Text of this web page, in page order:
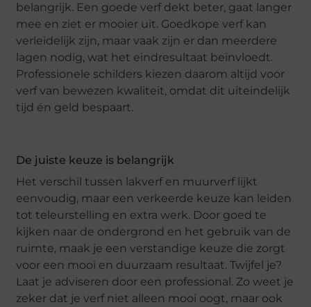
belangrijk. Een goede verf dekt beter, gaat langer
mee en ziet er mooier uit. Goedkope verf kan
verleidelijk zijn, maar vaak zijn er dan meerdere
lagen nodig, wat het eindresultaat beïnvloedt.
Professionele schilders kiezen daarom altijd voor
verf van bewezen kwaliteit, omdat dit uiteindelijk
tijd én geld bespaart.
De juiste keuze is belangrijk
Het verschil tussen lakverf en muurverf lijkt
eenvoudig, maar een verkeerde keuze kan leiden
tot teleurstelling en extra werk. Door goed te
kijken naar de ondergrond en het gebruik van de
ruimte, maak je een verstandige keuze die zorgt
voor een mooi en duurzaam resultaat. Twijfel je?
Laat je adviseren door een professional. Zo weet je
zeker dat je verf niet alleen mooi oogt, maar ook